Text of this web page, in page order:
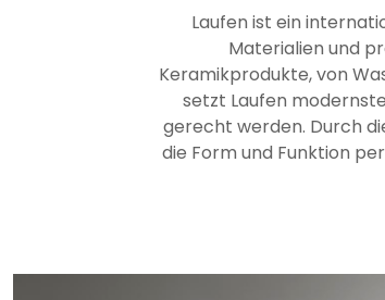
Laufen ist ein
Materialien und
Keramikprodukte, von
setzt Laufen
gerecht werden. Durch
die Form und Funktion